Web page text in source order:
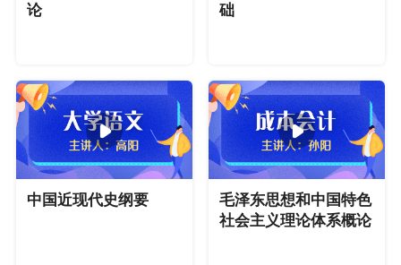
论
础
中国近现代史纲要
毛泽东思想和中国特色
社会主义理论体系概论